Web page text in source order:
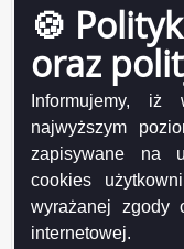
🍪
oraz
Informujemy,
najwyższym
zapisywane na
cookies
wyrażanej zgody
internetowej.